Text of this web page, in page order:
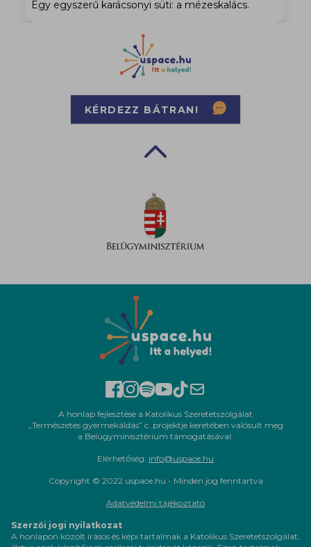
Egy egyszerű karácsonyi süti: a mézeskalács.
KÉRDEZZ BÁTRAN!
A honlap fejlesztése a Katolikus Szeretetszolgálat
„Természetes gyermekáldás” c. projektje keretében valósult meg
a Belügyminisztérium támogatásával.
Elérhetőség: info@uspace.hu
Copyright © 2022 uspace.hu - Minden jog fenntartva
Adatvédelmi tájékoztató
Szerzői jogi nyilatkozat
A honlapon közölt írásos és képi tartalmak a Katolikus Szeretetszolgálat,